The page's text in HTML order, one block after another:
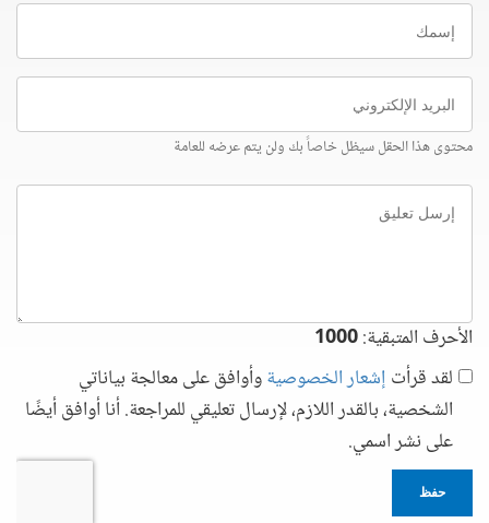
إسمك
البريد
الإلكتروني
محتوى هذا الحقل سيظل خاصاً بك ولن يتم عرضه للعامة
إرسل
تعليق
الأحرف المتبقية:1000
لقد قرأت إشعار الخصوصيةوأوافق على معالجة بياناتي
الشخصية، بالقدر اللازم، لإرسال تعليقي للمراجعة. أنا أوافق أيضًا
على نشر اسمي.
حفظ